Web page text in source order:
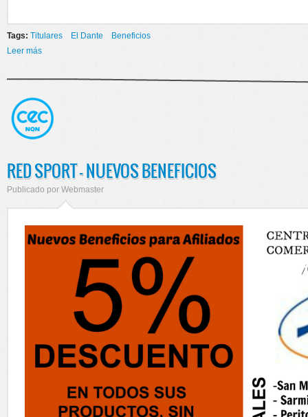
Tags: Titulares El Dante
Beneficios
Leer más
RED SPORT - NUEVOS BENEFICIOS
Publicado por Webmaster